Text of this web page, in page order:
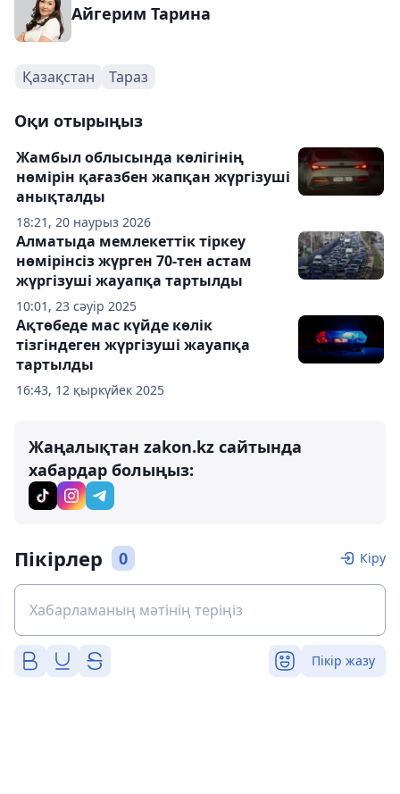
Айгерим Тарина
Қазақстан Тараз
Оқи отырыңыз
18:21, 20 наурыз 2026
Жамбыл облысында көлігінің
нөмірін қағазбен жапқан жүргізуші
анықталды
10:01, 23 сәуір 2025
Алматыда мемлекеттік тіркеу
нөмірінсіз жүрген 70-тен астам
жүргізуші жауапқа тартылды
16:43, 12 қыркүйек 2025
Ақтөбеде мас күйде көлік
тізгіндеген жүргізуші жауапқа
тартылды
Жаңалықтан zakon.kz сайтында
хабардар болыңыз:
Пікірлер 0 Кіру
Пікір жазу